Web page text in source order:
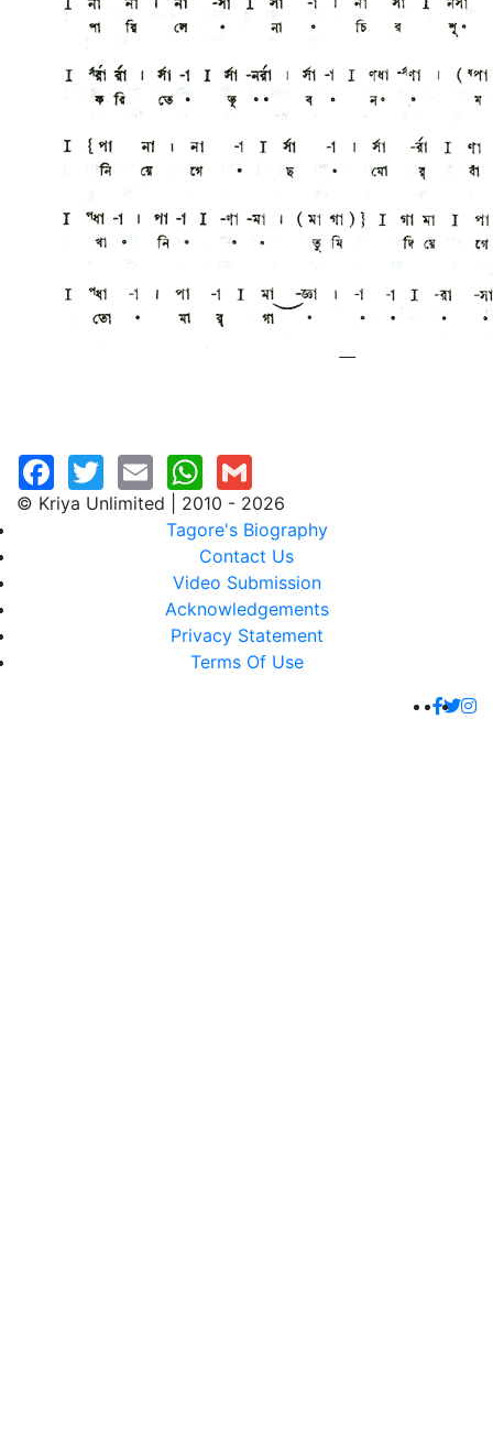
© Kriya Unlimited | 2010 - 2026
Tagore's Biography
Contact Us
Video Submission
Acknowledgements
Privacy Statement
Terms Of Use